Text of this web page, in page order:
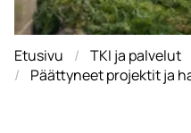
Etusivu TKI ja palvelut
Päättyneet projektit ja